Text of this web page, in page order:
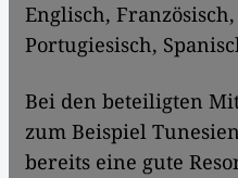
Englisch,
Portugiesisch,
Bei den beteiligten
zum Beispiel
bereits eine gute